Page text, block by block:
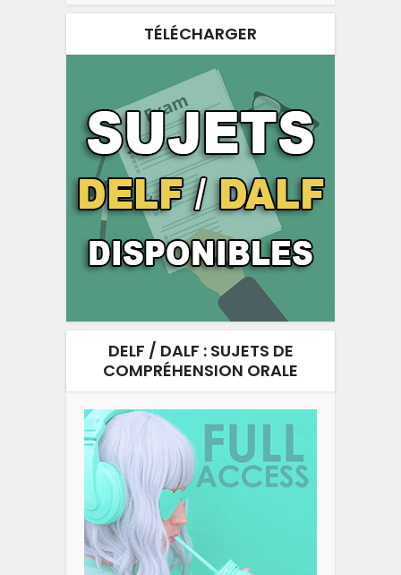
TÉLÉCHARGER
DELF / DALF : SUJETS DE
COMPRÉHENSION ORALE